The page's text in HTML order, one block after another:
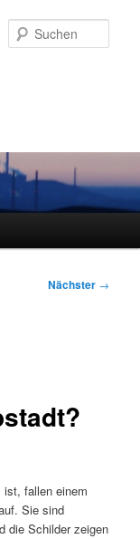
Nächster →
ist, fallen einem
Sie sind
die Schilder zeigen